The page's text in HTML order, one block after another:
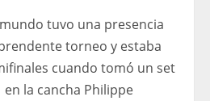
tuvo una presencia
torneo y estaba
cuando tomó un set
la cancha Philippe